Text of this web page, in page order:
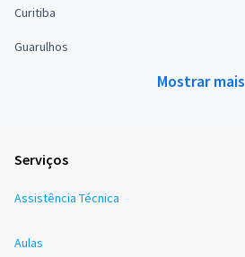
Curitiba
Guarulhos
Mostrar mais
Serviços
Assistência Técnica
Aulas